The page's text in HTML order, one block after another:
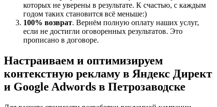
которых не уверены в результате. К счастью, с каждым
годом таких становится всё меньше:)
100% возврат. Вернём полную оплату наших услуг,
если не достигли оговоренных результатов. Это
прописано в договоре.
Настраиваем и оптимизируем
контекстную рекламу в Яндекс Директ
и Google Adwords в Петрозаводске